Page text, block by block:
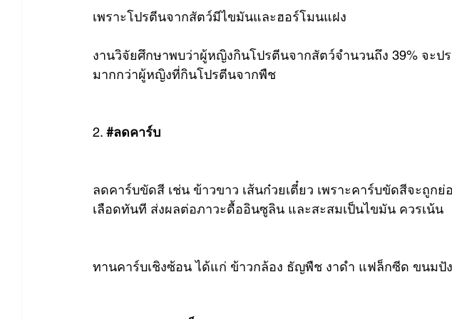
เพราะโปรตีนจากสัตว์มีไขมันและฮอร์โมนแฝง
งานวิจัยศึกษาพบว่าผู้หญิงกินโปรตีนจากสัตว์จำนวนถึง 39% จะ
มากกว่าผู้หญิงที่กินโปรตีนจากพืช
2. #ลดคาร์บ
ลดคาร์บขัดสี เช่น ข้าวขาว เส้นก๋วยเตี๋ยว เพราะคาร์บขัดสีจะถูก
เลือดทันที ส่งผลต่อภาวะดื้ออินซูลิน และสะสมเป็นไขมัน ควรเน้น
ทานคาร์บเชิงซ้อน ได้แก่ ข้าวกล้อง ธัญพืช งาดำ แฟล็กซีด ขนมปั